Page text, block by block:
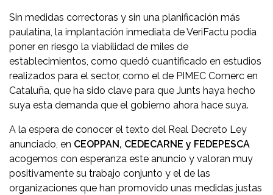
Sin medidas correctoras y sin una planificación más
paulatina, la implantación inmediata de VeriFactu podía
poner en riesgo la viabilidad de miles de
establecimientos, como quedó cuantificado en estudios
realizados para el sector, como el de PIMEC Comerc en
Cataluña, que ha sido clave para que Junts haya hecho
suya esta demanda que el gobierno ahora hace suya.
A la espera de conocer el texto del Real Decreto Ley
anunciado, en CEOPPAN, CEDECARNE y FEDEPESCA
acogemos con esperanza este anuncio y valoran muy
positivamente su trabajo conjunto y el de las
organizaciones que han promovido unas medidas justas